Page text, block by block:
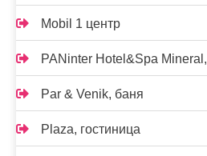
Mobil 1 центр
PANinter Hotel&Spa
Par & Venik, баня
Plaza, гостиница